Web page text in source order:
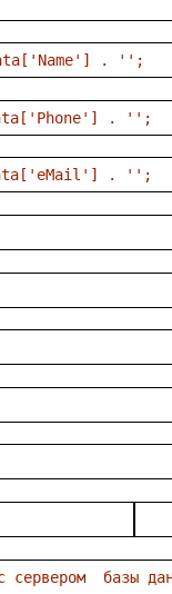
[ 'Name' ] . '' ;
[ 'Phone' ] . '' ;
[ 'eMail' ] . '' ;
сервером базы